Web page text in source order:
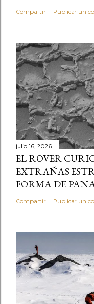
Compartir Publicar un
julio 16, 2026
EL ROVER
EXTRAÑAS
FORMA DE
Compartir Publicar un